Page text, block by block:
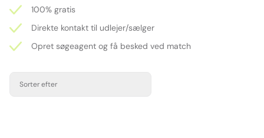
100% gratis
Direkte kontakt til udlejer/sælger
Opret søgeagent og få besked ved match
Sorter efter